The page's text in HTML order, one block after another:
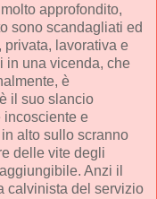
approfondito,
sono scandagliati ed
privata, lavorativa e
in una vicenda, che
è
il suo slancio
incosciente e
alto sullo scranno
delle vite degli
Anzi il
calvinista del servizio